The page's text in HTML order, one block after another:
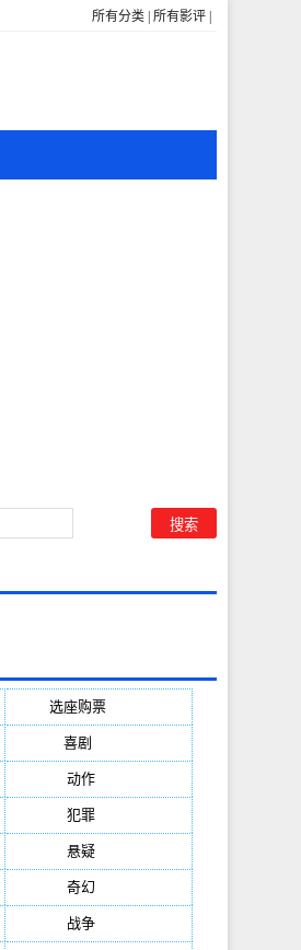
所有分类 所有影评
选座购票(5388)
喜剧
动作
犯罪
悬疑
奇幻
战争